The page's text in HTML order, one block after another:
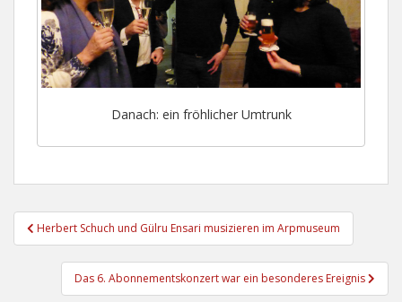
Danach: ein fröhlicher Umtrunk
Beitragsnavigation
Herbert Schuch und Gülru Ensari musizieren im Arpmuseum
Das 6. Abonnementskonzert war ein besonderes Ereignis